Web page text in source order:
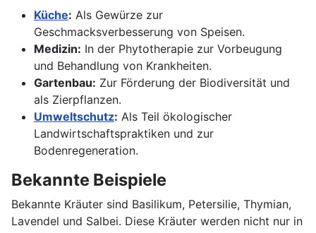
Küche: Als Gewürze zur
Geschmacksverbesserung von Speisen.
Medizin: In der Phytotherapie zur Vorbeugung
und Behandlung von Krankheiten.
Gartenbau: Zur Förderung der Biodiversität und
als Zierpflanzen.
Umweltschutz: Als Teil ökologischer
Landwirtschaftspraktiken und zur
Bodenregeneration.
Bekannte Beispiele
Bekannte Kräuter sind Basilikum, Petersilie, Thymian,
Lavendel und Salbei. Diese Kräuter werden nicht nur in